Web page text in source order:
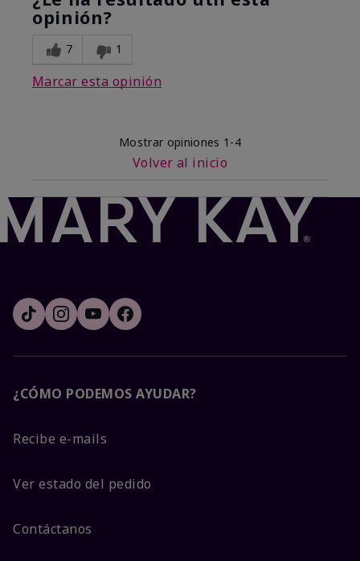
opinión?
7 1
Marcar esta opinión
Mostrar opiniones 1-4
Volver al inicio
¿CÓMO PODEMOS AYUDAR?
Recibe e-mails
Ver estado del pedido
Contáctanos